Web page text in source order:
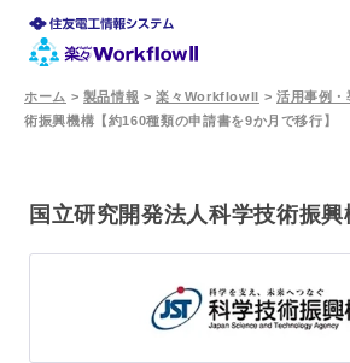
機能
ホーム > 製品情報 >楽々WorkflowII > 活用事例・
術振興機構【約160種類の申請書を9か月で移行】
国立研究開発法人科学技術振興